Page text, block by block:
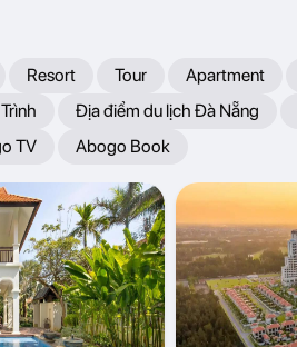
Resort Tour Apartment
Địa điểm du lịch Đà Nẵng
TV Abogo Book